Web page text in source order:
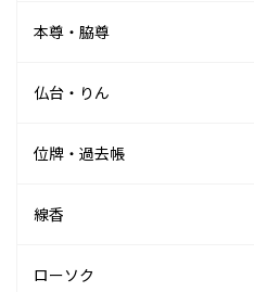
本尊・脇尊
仏台・りん
位牌・過去帳
線香
ローソク